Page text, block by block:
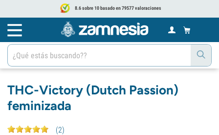
8.6 sobre 10 basado en 79577 valoraciones
THC-Victory (Dutch Passion)
feminizada
(2)